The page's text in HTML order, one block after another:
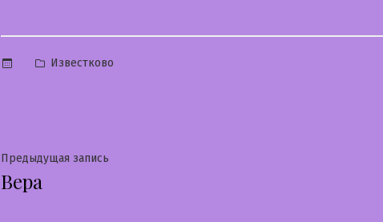
Опубликовано
Известково
Навигация
по
Предыдущая запись
Вера